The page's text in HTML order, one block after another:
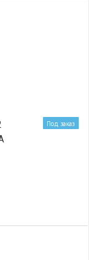
Под заказ